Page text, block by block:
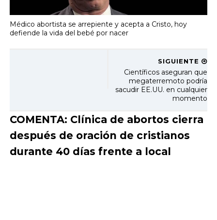
Médico abortista se arrepiente y acepta a Cristo, hoy
defiende la vida del bebé por nacer
SIGUIENTE
Científicos aseguran que
megaterremoto podría
sacudir EE.UU. en cualquier
momento
COMENTA: Clínica de abortos cierra
después de oración de cristianos
durante 40 días frente a local